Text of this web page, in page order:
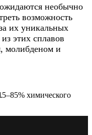
необычно
возможность
их уникальных
этих сплавов
молибденом и